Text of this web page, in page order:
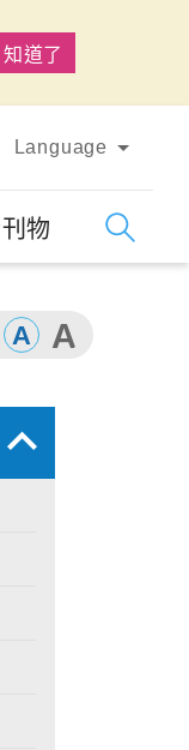
知道了
Language
物